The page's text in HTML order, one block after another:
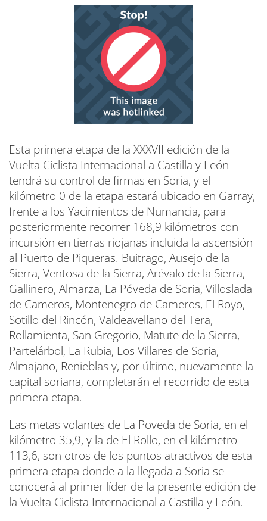
Esta primera etapa de la XXXVII edición de la
Vuelta Ciclista Internacional a Castilla y León
tendrá su control de firmas en Soria, y el
kilómetro 0 de la etapa estará ubicado en Garray,
frente a los Yacimientos de Numancia, para
posteriormente recorrer 168,9 kilómetros con
incursión en tierras riojanas incluida la ascensión
al Puerto de Piqueras. Buitrago, Ausejo de la
Sierra, Ventosa de la Sierra, Arévalo de la Sierra,
Gallinero, Almarza, La Póveda de Soria, Villoslada
de Cameros, Montenegro de Cameros, El Royo,
Sotillo del Rincón, Valdeavellano del Tera,
Rollamienta, San Gregorio, Matute de la Sierra,
Partelárbol, La Rubia, Los Villares de Soria,
Almajano, Renieblas y, por último, nuevamente la
capital soriana, completarán el recorrido de esta
primera etapa.
Las metas volantes de La Poveda de Soria, en el
kilómetro 35,9, y la de El Rollo, en el kilómetro
113,6, son otros de los puntos atractivos de esta
primera etapa donde a la llegada a Soria se
conocerá al primer líder de la presente edición de
la Vuelta Ciclista Internacional a Castilla y León.